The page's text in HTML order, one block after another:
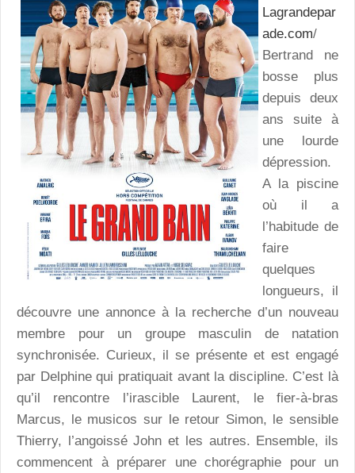
Lagrandepar
ade.com/
Bertrand ne
bosse plus
depuis deux
ans suite à
une lourde
dépression.
A la piscine
où il a
l’habitude de
faire
quelques
longueurs, il
découvre une annonce à la recherche d’un nouveau
membre pour un groupe masculin de natation
synchronisée. Curieux, il se présente et est engagé
par Delphine qui pratiquait avant la discipline. C’est là
qu’il rencontre l’irascible Laurent, le fier-à-bras
Marcus, le musicos sur le retour Simon, le sensible
Thierry, l’angoissé John et les autres. Ensemble, ils
commencent à préparer une chorégraphie pour un